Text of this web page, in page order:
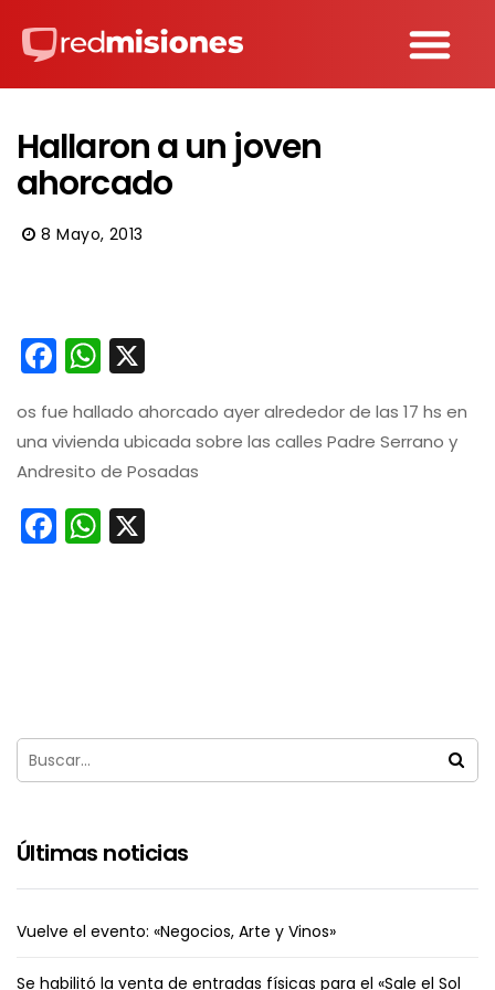
Hallaron a un joven
ahorcado
8 Mayo, 2013
Facebook
WhatsApp
os fue hallado ahorcado ayer alrededor de las 17 hs en
una vivienda ubicada sobre las calles Padre Serrano y
Andresito de Posadas
Facebook
WhatsApp
Últimas noticias
Vuelve el evento: «Negocios, Arte y Vinos»
Se habilitó la venta de entradas físicas para el «Sale el Sol